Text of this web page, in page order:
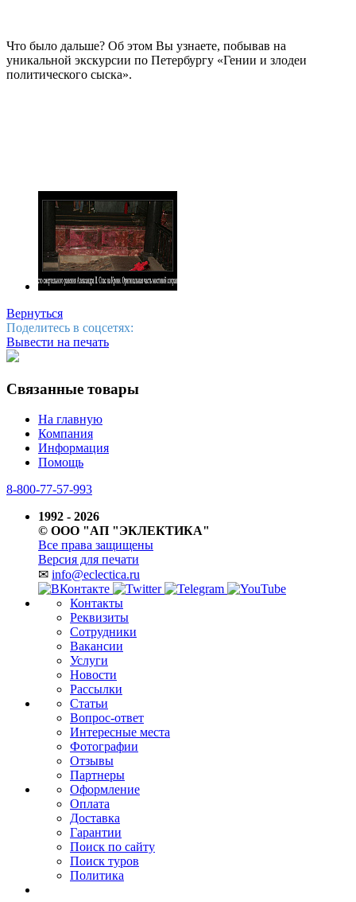
Что было дальше? Об этом Вы узнаете, побывав на
уникальной экскурсии по Петербургу «Гении и злодеи
политического сыска».
Вернуться
Поделитесь в соцсетях:
Вывести на печать
Связанные товары
На главную
Компания
Информация
Помощь
8-800-77-57-993
1992 - 2026
© ООО "АП "ЭКЛЕКТИКА"
Все права защищены
Версия для печати
✉ info@eclectica.ru
Контакты
Реквизиты
Сотрудники
Вакансии
Услуги
Новости
Рассылки
Статьи
Вопрос-ответ
Интересные места
Фотографии
Отзывы
Партнеры
Оформление
Оплата
Доставка
Гарантии
Поиск по сайту
Поиск туров
Политика